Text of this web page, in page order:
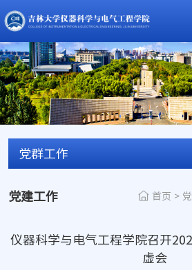
党群工作
党建工作 首页 >
仪器科学与电气工程学院召开
虚会